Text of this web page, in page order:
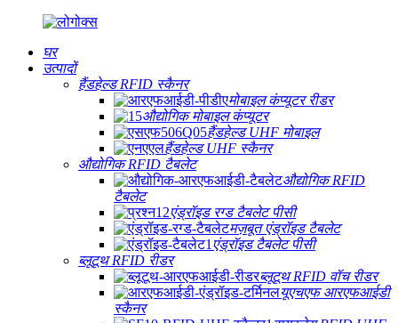
घर
उत्पादों
हैंडहेल्ड RFID स्कैनर
मोबाइल कंप्यूटर रीडर
औद्योगिक मोबाइल कंप्यूटर
हैंडहेल्ड UHF मोबाइल
हैंडहेल्ड UHF स्कैनर
औद्योगिक RFID टैबलेट
औद्योगिक RFID
टैबलेट
एंड्रॉइड रग्ड टैबलेट पीसी
मज़बूत एंड्रॉइड टैबलेट
एंड्रॉइड टैबलेट पीसी
ब्लूटूथ RFID रीडर
ब्लूटूथ RFID वॉच रीडर
यूएचएफ आरएफआईडी
स्कैनर